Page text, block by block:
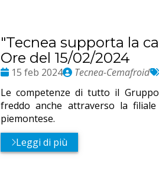
"Tecnea supporta la
Ore del 15/02/2024
Date
15 feb 2024
Publié
Tecnea-Cemafroid
Le competenze di tutto il
freddo anche attraverso la
piemontese.
Leggi di più